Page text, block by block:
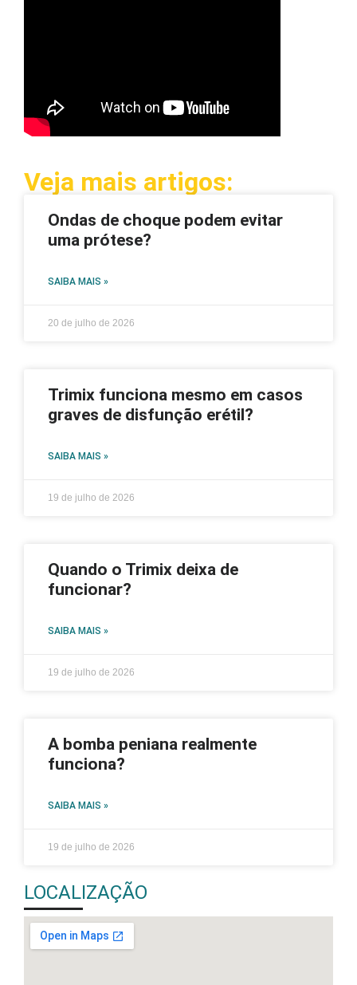
Veja mais artigos:
Ondas de choque podem evitar
uma prótese?
SAIBA MAIS »
20 de julho de 2026
Trimix funciona mesmo em casos
graves de disfunção erétil?
SAIBA MAIS »
19 de julho de 2026
Quando o Trimix deixa de
funcionar?
SAIBA MAIS »
19 de julho de 2026
A bomba peniana realmente
funciona?
SAIBA MAIS »
19 de julho de 2026
LOCALIZAÇÃO